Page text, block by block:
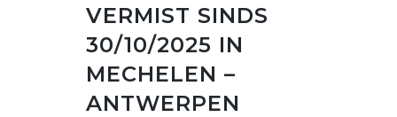
VERMIST SINDS
30/10/2025 IN
MECHELEN –
ANTWERPEN